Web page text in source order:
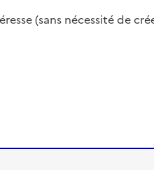
(sans nécessité de